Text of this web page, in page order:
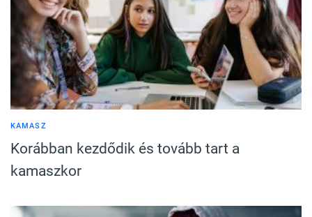
KAMASZ
Korábban kezdődik és tovább tart a
kamaszkor